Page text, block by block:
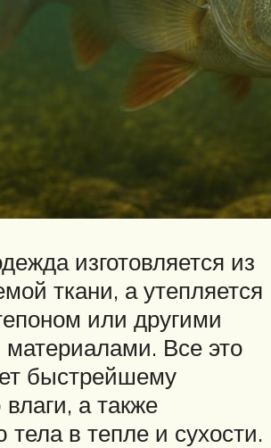
изготовляется из
ткани, а утепляется
или другими
Все это
быстрейшему
а также
тела в тепле и сухости.